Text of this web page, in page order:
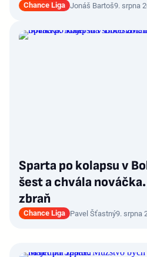
Chance Liga Jonáš Bartoš9. srpna
Sparta po kolapsu v
šest a chvála
zbraň
Chance Liga Pavel Šťastný9. srpna